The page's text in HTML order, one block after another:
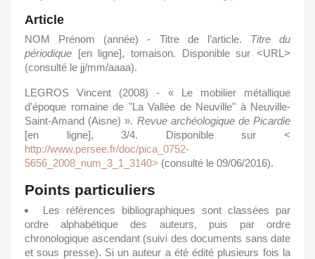
Article
NOM Prénom (année) - Titre de l’article. Titre
du
périodique [en ligne], tomaison. Disponible sur <URL>
(consulté le jj/mm/aaaa).
LEGROS Vincent (2008) - « Le mobilier métallique
d’époque romaine de "La Vallée de Neuville" à Neuville-
Saint-Amand (Aisne) ». Revue archéologique de Picardie
[en ligne], 3/4. Disponible sur <
http://www.persee.fr/doc/pica_0752-
5656_2008_num_3_1_3140> (consulté le 09/06/2016).
Points particuliers
Les références bibliographiques sont classées par
ordre alphabétique des auteurs, puis par ordre
chronologique ascendant (suivi des documents sans date
et sous presse). Si un auteur a été édité plusieurs fois la